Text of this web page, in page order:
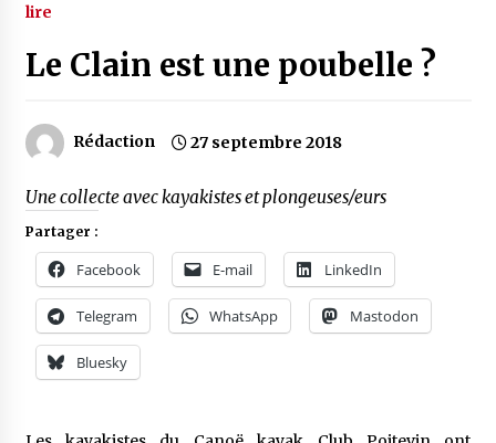
lire
Le Clain est une poubelle ?
Rédaction 27 septembre 2018
Une collecte avec kayakistes et plongeuses/eurs
Partager :
Facebook E-mail LinkedIn
Telegram WhatsApp Mastodon
Bluesky